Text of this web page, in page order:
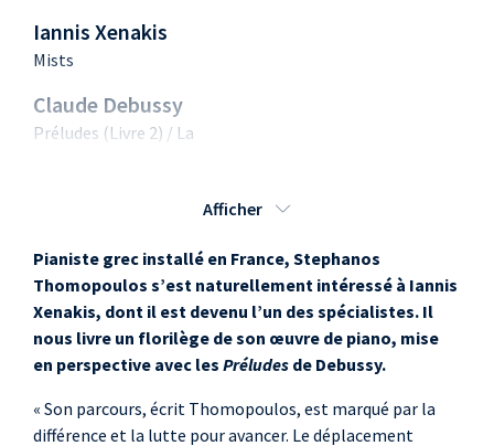
Iannis Xenakis
Mists
Claude Debussy
Préludes (Livre 2) / La
Préludes (Livre 2) / Feux
d'artifice
Iannis Xenakis
Evryali
Afficher
Pianiste grec installé en France, Stephanos
Thomopoulos s’est naturellement intéressé à Iannis
Xenakis, dont il est devenu l’un des spécialistes. Il
nous livre un florilège de son œuvre de piano, mise
en perspective avec les Préludes de Debussy.
« Son parcours, écrit Thomopoulos, est marqué par la
différence et la lutte pour avancer. Le déplacement